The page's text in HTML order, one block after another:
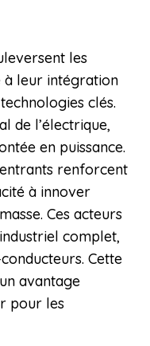
les
à leur intégration
clés.
de l’électrique,
en puissance.
renforcent
à innover
Ces acteurs
complet,
Cette
avantage
pour les